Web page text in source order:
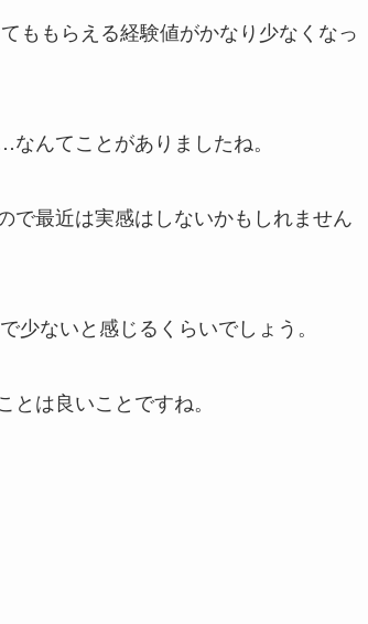
ももらえる経験値がかなり少なくなっ
んてことがありましたね。
で最近は実感はしないかもしれません
ないと感じるくらいでしょう。
は良いことですね。